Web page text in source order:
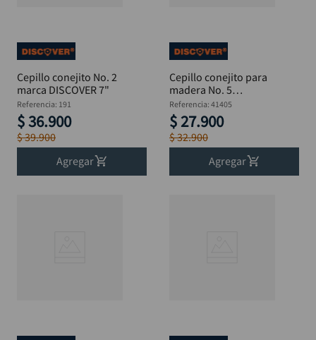
Cepillo conejito No. 2
marca DISCOVER 7"
Referencia: 191
$36.900
$39.900
Agregar
Cepillo conejito para
madera No. 5
DISCOVER 138 mm
Referencia: 41405
$ 27.900
$32.900
Agregar